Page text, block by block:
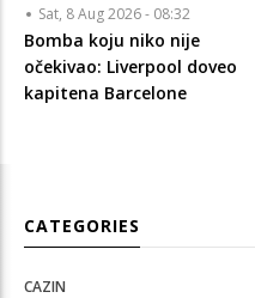
Sat, 8 Aug 2026 - 08:32
Bomba koju niko nije
očekivao: Liverpool doveo
kapitena Barcelone
CATEGORIES
CAZIN